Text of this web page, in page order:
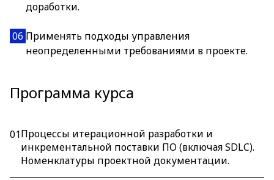
доработки.
06 Применять подходы управления
неопределенными требованиями в проекте.
Программа курса
01Процессы итерационной разработки и
инкрементальной поставки ПО (включая SDLC).
Номенклатуры проектной документации.